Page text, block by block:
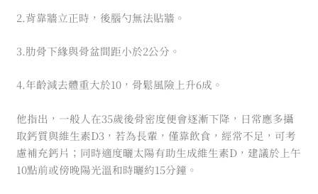
2.背靠牆立正時，後腦勺無法貼牆。
3.肋骨下緣與骨盆間距小於2公分。
4.年齡減去體重大於10，骨鬆風險上升6成。
他指出，一般人在35歲後骨密度便會逐漸下降，日常應多攝
取鈣質與維生素D3，若為長輩，僅靠飲食，經常不足，可考
慮補充鈣片；同時適度曬太陽有助生成維生素D，建議於上午
10點前或傍晚陽光溫和時曬約15分鐘。